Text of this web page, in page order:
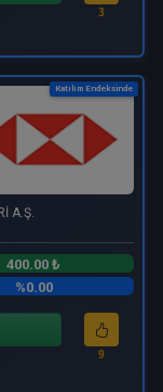
3
Katılım Endeksinde
A.Ş.
400.00 ₺
%0.00
9